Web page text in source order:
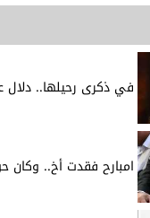
في ذكرى رحيلها.. دلال
امبارح فقدت أخ.. وكان